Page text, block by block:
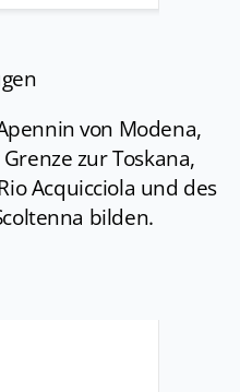
von Modena,
zur Toskana,
Acquicciola und des
bilden.